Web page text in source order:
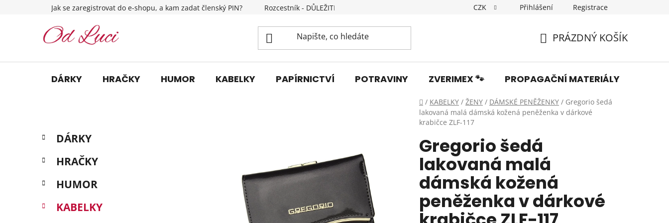
Jak se zaregistrovat do e-shopu, a kam zadat členský PIN? Rozcestník - DŮLEŽITÉ INFORMACE Dopravné Obchodní podmínky Podmínky ochrany
CZK Přihlášení Registrace
KOŠÍK
PRÁZDNÝ KOŠÍK
DÁRKY HRAČKY HUMOR KABELKY PAPÍRNICTVÍ POTRAVINY ZVERIMEX 🐾 PROPAGAČNÍ MATERIÁLY
Domů
/ KABELKY / ŽENY / DÁMSKÉ PENĚŽENKY / Gregorio šedá
lakovaná malá dámská kožená peněženka v dárkové
krabičce ZLF-117
P
s
r
n
Přeskočit
kategorie
K
a
e
o
i
DÁRKY
HRAČKY
HUMOR
KABELKY
Gregorio šedá
lakovaná malá
dámská kožená
peněženka v dárkové